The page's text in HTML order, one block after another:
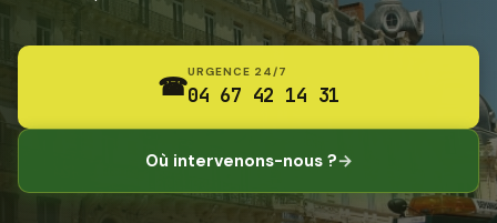
☎URGENCE 24/7
04 67 42 14 31
Où intervenons-nous ?→